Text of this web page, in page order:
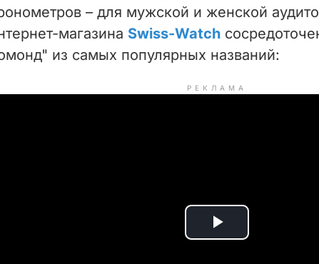
– для мужской и женской
магазина Swiss-Watch
из самых популярных названий:
РЕКЛАМА
P